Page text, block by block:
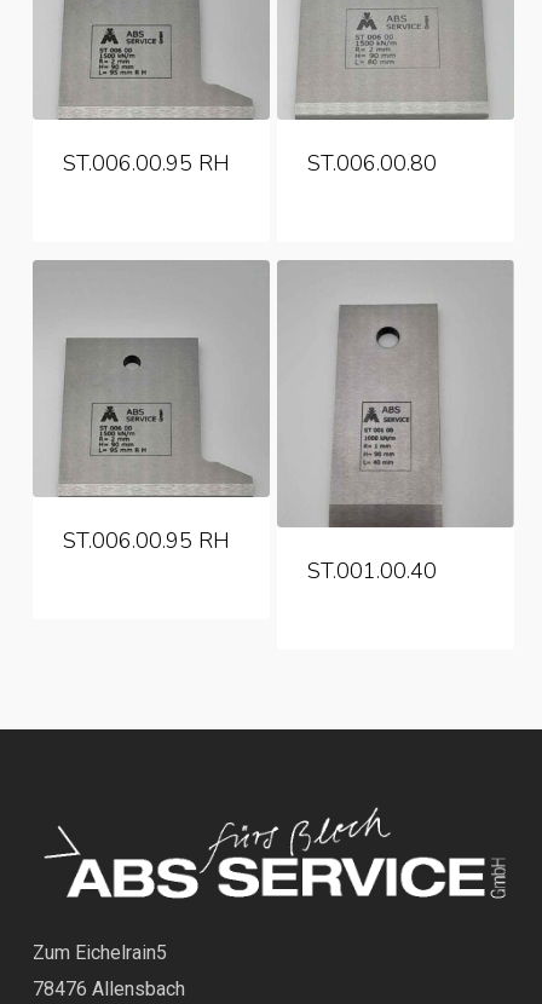
ST.006.00.95 RH ST.006.00.80
ST.006.00.95 RH
ST.001.00.40
Zum Eichelrain5
78476 Allensbach